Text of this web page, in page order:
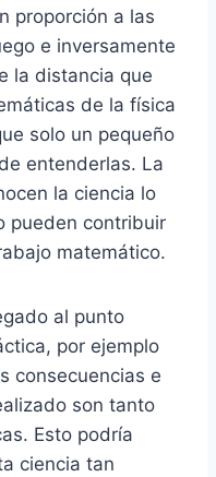
proporción a las
e inversamente
la distancia que
de la física
solo un pequeño
entenderlas. La
la ciencia lo
pueden contribuir
matemático.
al punto
por ejemplo
consecuencias e
son tanto
Esto podría
ciencia tan